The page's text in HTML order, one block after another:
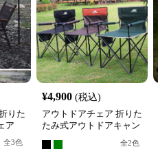
りた
ア
全3色
¥4,900 (税込)
アウトドアチェア 折りた
たみ式アウトドアキャン
全2色